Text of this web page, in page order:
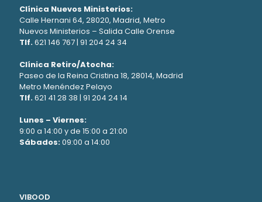
Clínica Nuevos Ministerios:
Calle Hernani 64, 28020, Madrid, Metro
Nuevos Ministerios – Salida Calle Orense
Tlf.621 146 767| 91 204 24 34
Clínica Retiro/Atocha:
Paseo de la Reina Cristina 18, 28014, Madrid
Metro Menéndez Pelayo
Tlf.621 41 28 38 | 91 204 24 14
Lunes – Viernes:
9:00 a 14:00 y de 15:00 a 21:00
Sábados:09:00 a 14:00
VIBOOD